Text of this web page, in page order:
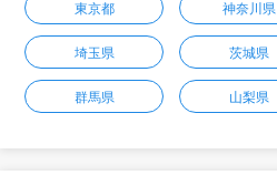
東京都 神奈川県
埼玉県 茨城県
群馬県 山梨県